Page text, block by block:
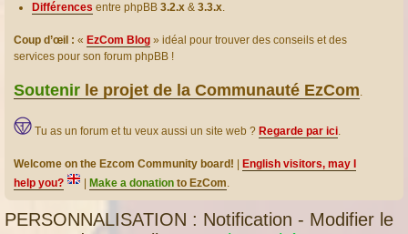
Différences entre phpBB 3.2.x & 3.3.x.
Coup d’œil : « EzCom Blog » idéal pour trouver des conseils et des
services pour son forum phpBB !
Soutenir le projet de la Communauté EzCom.
Tu as un forum et tu veux aussi un site web ? Regarde par ici.
Welcome on the Ezcom Community board!
English visitors, may I
help you?
Make a donation to EzCom.
PERSONNALISATION : Notification - Modifier le